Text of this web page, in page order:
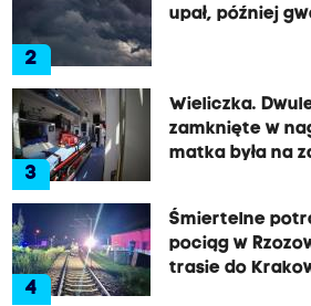
2
upał, później
3
Wieliczka.
zamknięte w
matka była na
4
Śmiertelne
pociąg w
trasie do